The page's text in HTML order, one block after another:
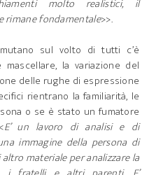
molto realistici, il
rimane fondamentale>>.
sul volto di tutti c’è
mascellare, la variazione del
delle rughe di espressione
rientrano la familiarità, le
o se è stato un fumatore
E’ un lavoro di analisi e di
immagine della persona di
materiale per analizzare la